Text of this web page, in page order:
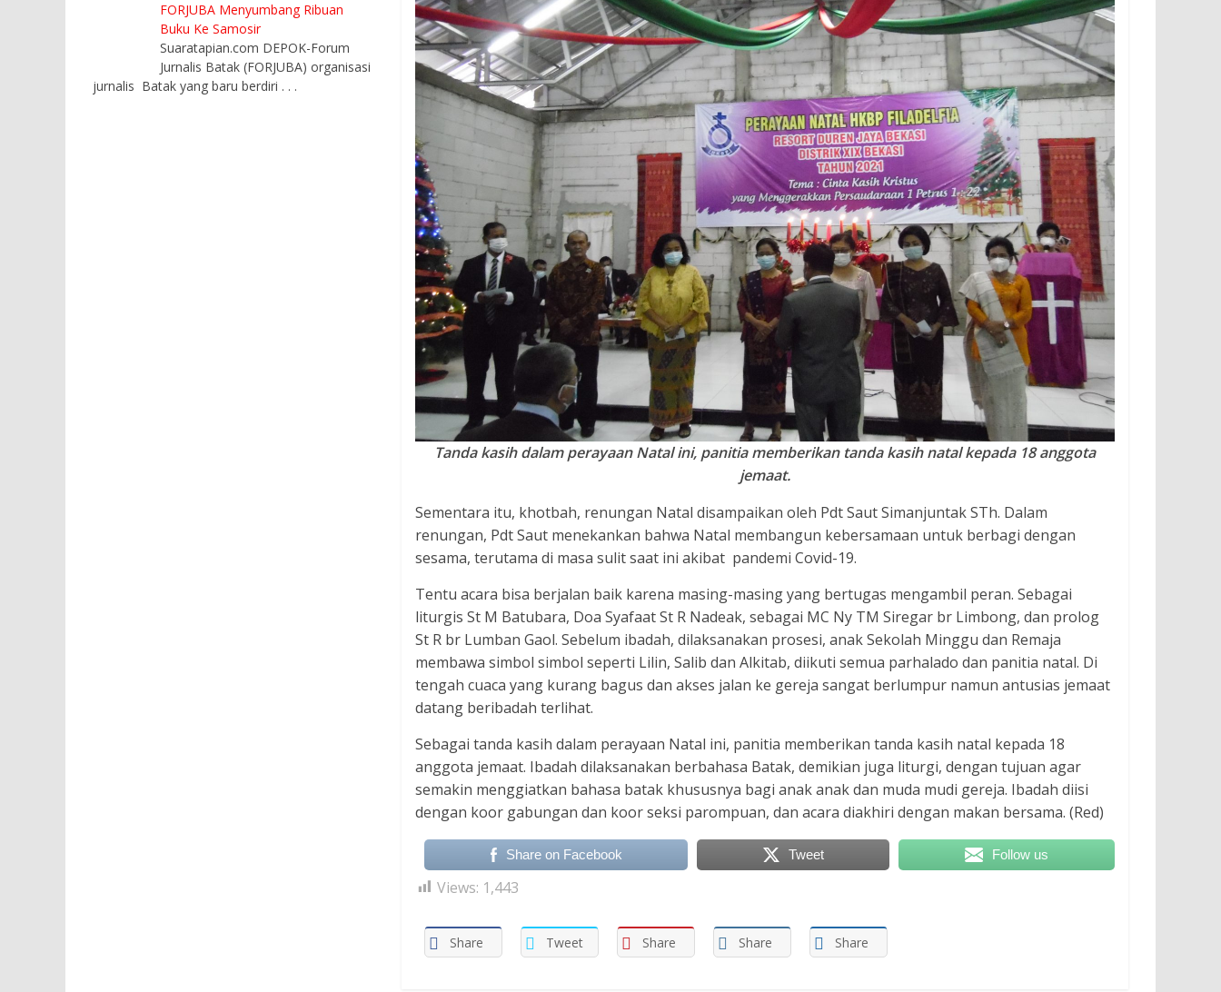
Tanda kasih dalam perayaan Natal ini, panitia memberikan tanda kasih natal kepada 18 anggota
jemaat.
Sementara itu, khotbah, renungan Natal disampaikan oleh Pdt Saut Simanjuntak STh. Dalam
renungan, Pdt Saut menekankan bahwa Natal membangun kebersamaan untuk berbagi dengan
sesama, terutama di masa sulit saat ini akibat pandemi Covid-19.
Tentu acara bisa berjalan baik karena masing-masing yang bertugas mengambil peran. Sebagai
liturgis St M Batubara, Doa Syafaat St R Nadeak, sebagai MC Ny TM Siregar br Limbong, dan prolog
St R br Lumban Gaol. Sebelum ibadah, dilaksanakan prosesi, anak Sekolah Minggu dan Remaja
membawa simbol simbol seperti Lilin, Salib dan Alkitab, diikuti semua parhalado dan panitia natal. Di
tengah cuaca yang kurang bagus dan akses jalan ke gereja sangat berlumpur namun antusias jemaat
datang beribadah terlihat.
Sebagai tanda kasih dalam perayaan Natal ini, panitia memberikan tanda kasih natal kepada 18
anggota jemaat. Ibadah dilaksanakan berbahasa Batak, demikian juga liturgi, dengan tujuan agar
semakin menggiatkan bahasa batak khususnya bagi anak anak dan muda mudi gereja. Ibadah diisi
dengan koor gabungan dan koor seksi parompuan, dan acara diakhiri dengan makan bersama. (Red)
Share on Facebook Tweet Follow us
Views: 1,443
Share Tweet Share Share Share
FORJUBA Menyumbang Ribuan
Buku Ke Samosir
Suaratapian.com DEPOK-Forum
Jurnalis Batak (FORJUBA) organisasi
jurnalis Batak yang baru berdiri . . .